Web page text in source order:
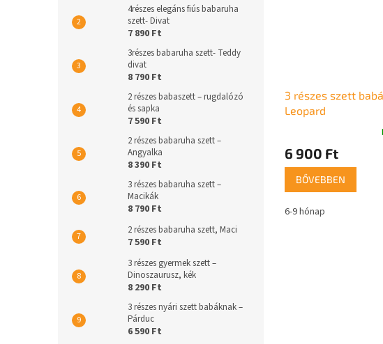
4részes elegáns fiús babaruha
szett- Divat
7 890 Ft
3részes babaruha szett- Teddy
divat
8 790 Ft
2 részes babaszett – rugdalózó
és sapka
7 590 Ft
2 részes babaruha szett –
Angyalka
8 390 Ft
3 részes babaruha szett –
Macikák
8 790 Ft
2 részes babaruha szett, Maci
7 590 Ft
3 részes gyermek szett –
Dinoszaurusz, kék
8 290 Ft
3 részes nyári szett babáknak –
Párduc
6 590 Ft
3 részes szett
Leopard
6 900 Ft
BŐVEBBEN
6-9 hónap